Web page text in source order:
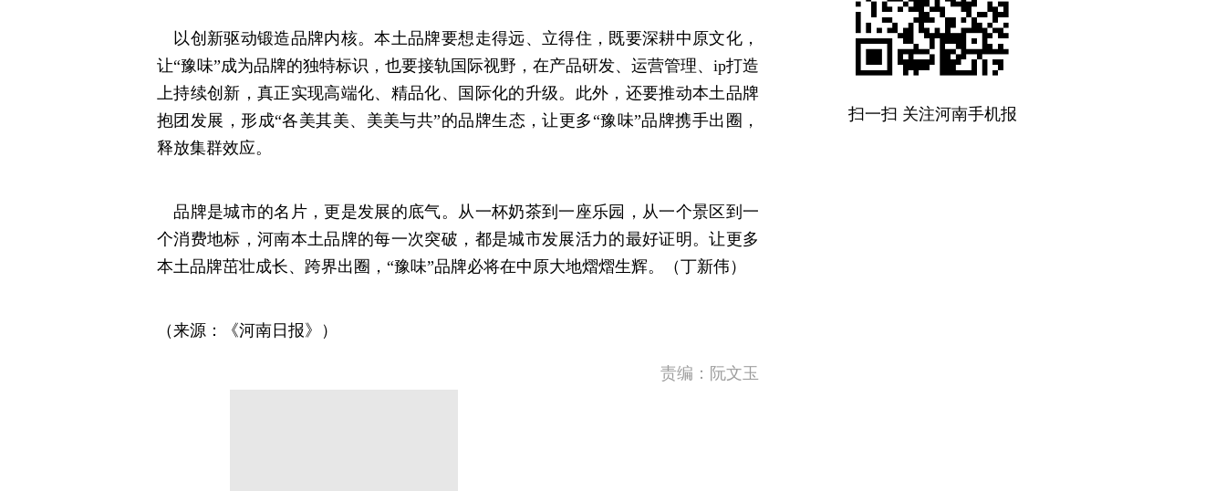
以创新驱动锻造品牌内核。本土品牌要想走得远、立得住，既要深耕中原文化，
让“豫味”成为品牌的独特标识，也要接轨国际视野，在产品研发、运营管理、ip打造
上持续创新，真正实现高端化、精品化、国际化的升级。此外，还要推动本土品牌
抱团发展，形成“各美其美、美美与共”的品牌生态，让更多“豫味”品牌携手出圈，
释放集群效应。
品牌是城市的名片，更是发展的底气。从一杯奶茶到一座乐园，从一个景区到一
个消费地标，河南本土品牌的每一次突破，都是城市发展活力的最好证明。让更多
本土品牌茁壮成长、跨界出圈，“豫味”品牌必将在中原大地熠熠生辉。（丁新伟）
（来源：《河南日报》）
责编：阮文玉
扫一扫 关注河南手机报